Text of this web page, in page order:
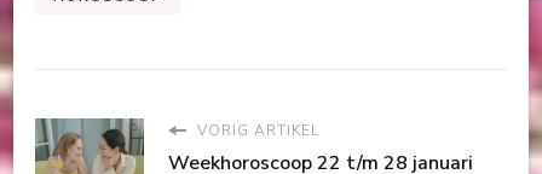
VORIG ARTIKEL
Weekhoroscoop 22 t/m 28 januari